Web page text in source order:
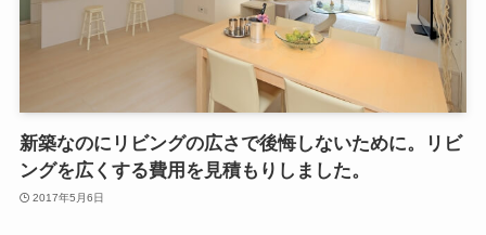
新築なのにリビングの広さで後悔しないために。リビ
ングを広くする費用を見積もりしました。
2017年5月6日